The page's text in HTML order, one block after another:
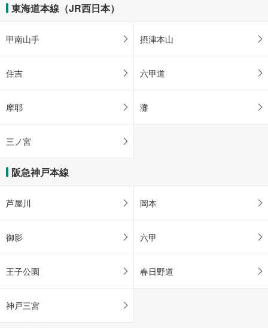
東海道本線（JR西日本）
甲南山手 摂津本山
住吉 六甲道
摩耶 灘
三ノ宮
阪急神戸本線
芦屋川 岡本
御影 六甲
王子公園 春日野道
神戸三宮